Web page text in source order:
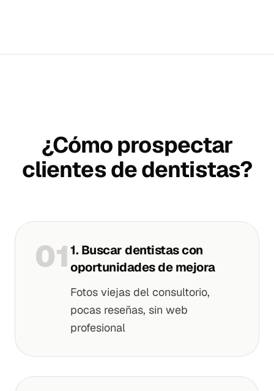
¿Cómo prospectar
clientes de dentistas?
011. Buscar dentistas con
oportunidades de mejora
Fotos viejas del consultorio,
pocas reseñas, sin web
profesional